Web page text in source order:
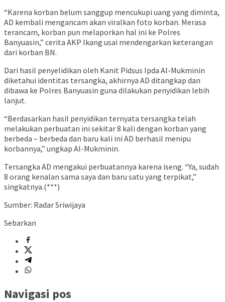
“Karena korban belum sanggup mencukupi uang yang diminta,
AD kembali mengancam akan viralkan foto korban. Merasa
terancam, korban pun melaporkan hal ini ke Polres
Banyuasin,” cerita AKP Ikang usai mendengarkan keterangan
dari korban BN.
Dari hasil penyelidikan oleh Kanit Pidsus Ipda Al-Mukminin
diketahui identitas tersangka, akhirnya AD ditangkap dan
dibawa ke Polres Banyuasin guna dilakukan penyidikan lebih
lanjut.
“Berdasarkan hasil penyidikan ternyata tersangka telah
melakukan perbuatan ini sekitar 8 kali dengan korban yang
berbeda – berbeda dan baru kali ini AD berhasil menipu
korbannya,” ungkap Al-Mukminin.
Tersangka AD mengakui perbuatannya karena iseng. “Ya, sudah
8 orang kenalan sama saya dan baru satu yang terpikat,”
singkatnya.(***)
Sumber: Radar Sriwijaya
Sebarkan
Navigasi pos